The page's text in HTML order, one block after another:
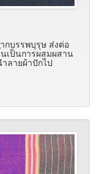
กบรรพบุรุษ ส่งต่อ
เป็นการผสมผสาน
ลายผ้าปักไป